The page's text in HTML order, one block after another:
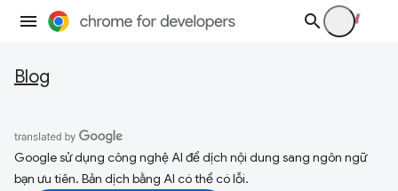
Blog
Google sử dụng công nghệ AI để dịch nội dung sang ngôn ngữ
bạn ưu tiên. Bản dịch bằng AI có thể có lỗi.